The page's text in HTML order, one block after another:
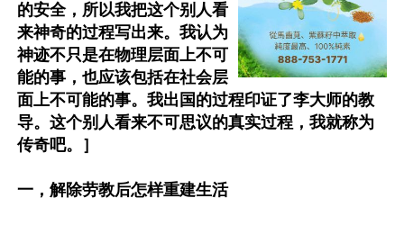
的安全，所以我把这个别人看
来神奇的过程写出来。我认为
神迹不只是在物理层面上不可
能的事，也应该包括在社会层
面上不可能的事。我出国的过程印证了李大师的教
导。这个别人看来不可思议的真实过程，我就称为
传奇吧。］
一，解除劳教后怎样重建生活